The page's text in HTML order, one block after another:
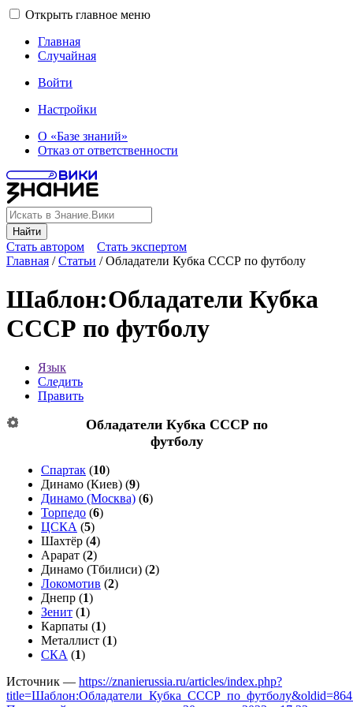
Открыть главное меню
Главная
Случайная
Войти
Настройки
О «Базе знаний»
Отказ от ответственности
Найти
Стать автором
Стать экспертом
Главная /Статьи /Обладатели Кубка СССР по футболу
Шаблон:Обладатели Кубка
СССР по футболу
Язык
Следить
Править
Обладатели Кубка СССР по
футболу
Спартак (10)
Динамо (Киев) (9)
Динамо (Москва) (6)
Торпедо (6)
ЦСКА (5)
Шахтёр (4)
Арарат (2)
Динамо (Тбилиси) (2)
Локомотив (2)
Днепр (1)
Зенит (1)
Карпаты (1)
Металлист (1)
СКА (1)
Источник — https://znanierussia.ru/articles/index.php?